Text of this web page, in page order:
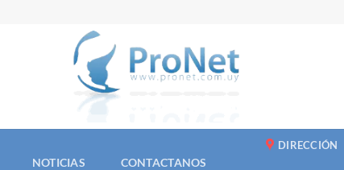
NOTICIAS CONTACTANOS
DIRECCIÓN